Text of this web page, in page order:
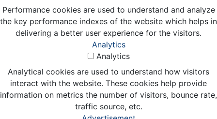
Performance cookies are used to understand and analyze
the key performance indexes of the website which helps in
delivering a better user experience for the visitors.
Analytics
Analytics
Analytical cookies are used to understand how visitors
interact with the website. These cookies help provide
information on metrics the number of visitors, bounce rate,
traffic source, etc.